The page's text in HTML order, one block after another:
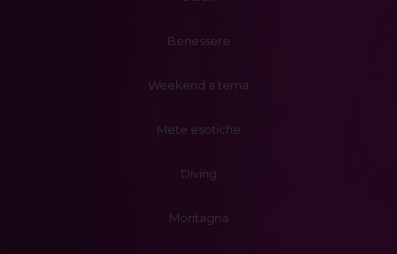
Benessere
Weekend a tema
Mete esotiche
Diving
Montagna